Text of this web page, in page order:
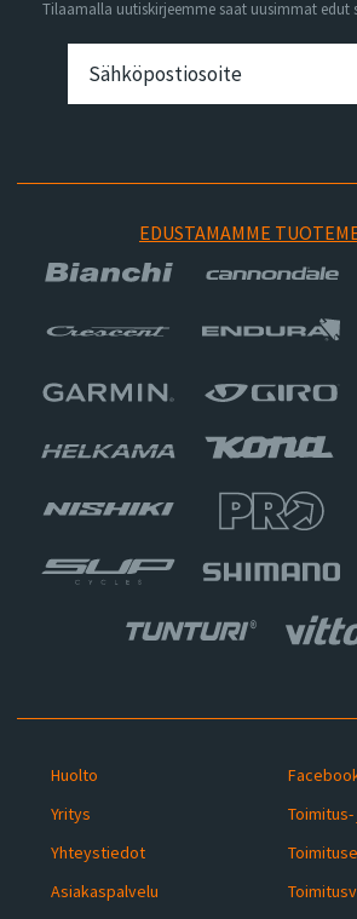
Tilaamalla uutiskirjeemme saat uusimmat edut
EDUSTAMAMME
Huolto
Yritys
Yhteystiedot
Asiakaspalvelu